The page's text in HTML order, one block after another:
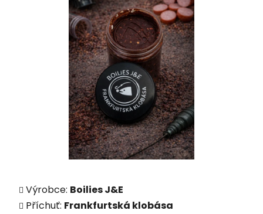
Výrobce: Boilies J&E
Příchuť: Frankfurtská klobása